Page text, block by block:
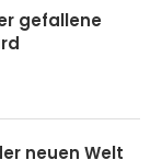
gefallene
neuen Welt